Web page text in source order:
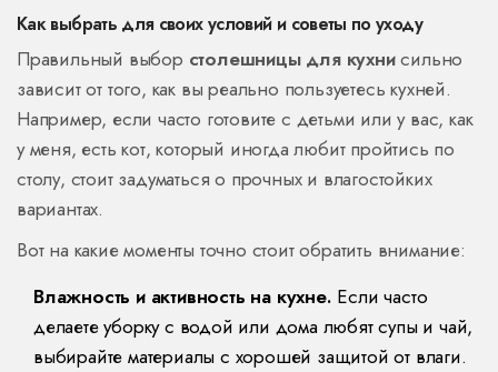
Как выбрать для своих условий и советы по уходу
Правильный выбор столешницы для кухнисильно
зависит от того, как вы реально пользуетесь кухней.
Например, если часто готовите с детьми или у вас, как
у меня, есть кот, который иногда любит пройтись по
столу, стоит задуматься о прочных и влагостойких
вариантах.
Вот на какие моменты точно стоит обратить внимание:
Влажность и активность на кухне. Если часто
делаете уборку с водой или дома любят супы и чай,
выбирайте материалы с хорошей защитой от влаги.